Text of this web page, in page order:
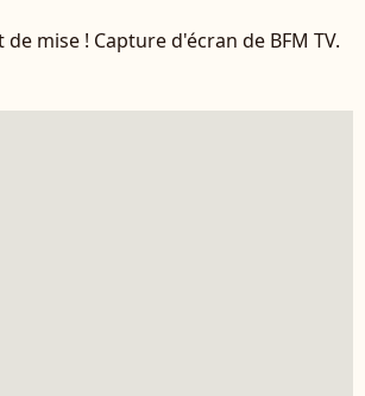
mise ! Capture d'écran de BFM TV.